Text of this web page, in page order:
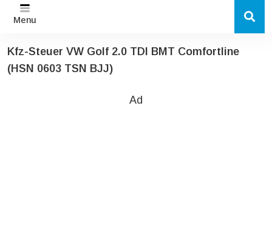
Menu
Kfz-Steuer VW Golf 2.0 TDI BMT Comfortline
(HSN 0603 TSN BJJ)
Ad